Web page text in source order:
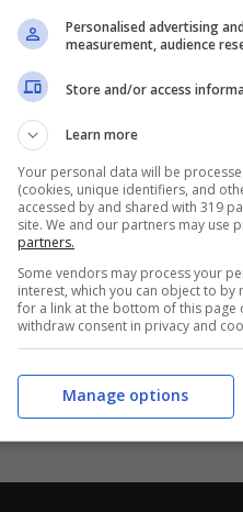
che merita senz’altro
degli Eremi dell’Abbazia
di Foggia. Questo
fra gole
nella roccia grigia.
Magno. Per ben
Al secondo posto di
Bossi a Novara,
versa in stato di
delle
Personalised advertising
measurement, audience
Store and/or access
Learn more
Your personal data will be
(cookies, unique identifiers, and
accessed by and shared with 319
site. We and our partners may use
partners.
Some vendors may process your
interest, which you can object to
for a link at the bottom of this page
withdraw consent in privacy and
Manage options